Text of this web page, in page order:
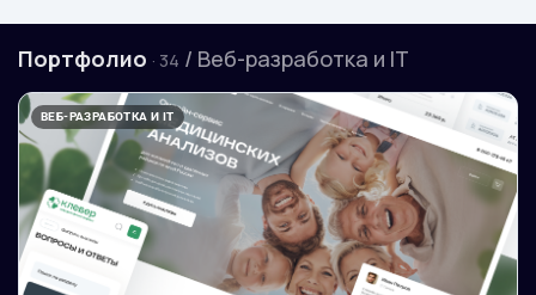
Портфолио · 34 / Веб-разработка и IT
ВЕБ-РАЗРАБОТКА И IT